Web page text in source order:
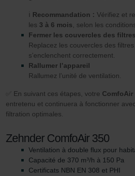
ℹ️ Recommandation : Vérifiez et
les 3 à 6 mois, selon les
Fermer les couvercles des filtres
Replacez les couvercles des
s’enclenchent correctement.
Rallumer l’appareil
Rallumez l’unité de ventilation.
✅ En suivant ces étapes, votre ComfoAir
entretenu et continuera à fonctionner
filtration optimales.
Zehnder ComfoAir 350
Ventilation à double flux pour
Capacité de 370 m³/h à 150 Pa
Certificats NBN EN 308 et PHI